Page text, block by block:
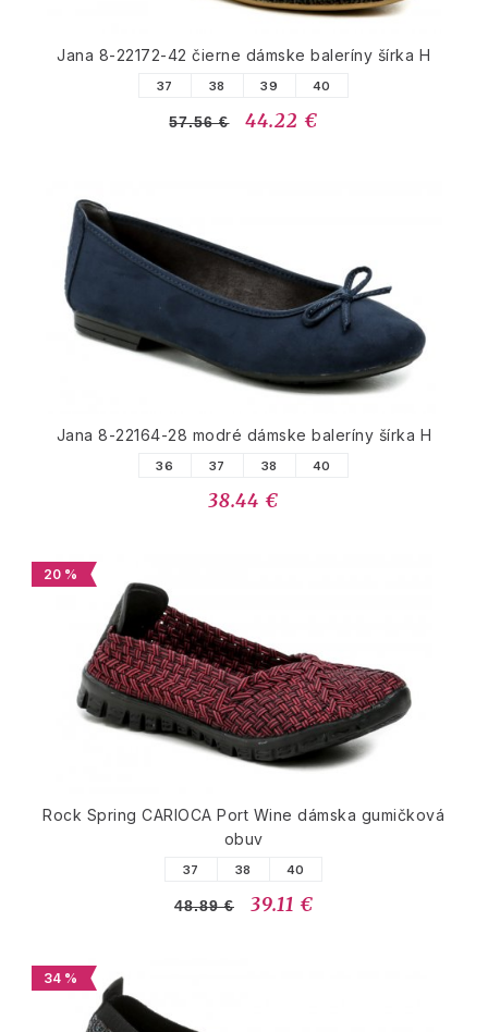
Jana 8-22172-42 čierne dámske baleríny šírka H
37 38 39 40
57.56 € 44.22 €
Jana 8-22164-28 modré dámske baleríny šírka H
36 37 38 40
38.44 €
20 %
Rock Spring CARIOCA Port Wine dámska gumičková
obuv
37 38 40
48.89 € 39.11 €
34 %